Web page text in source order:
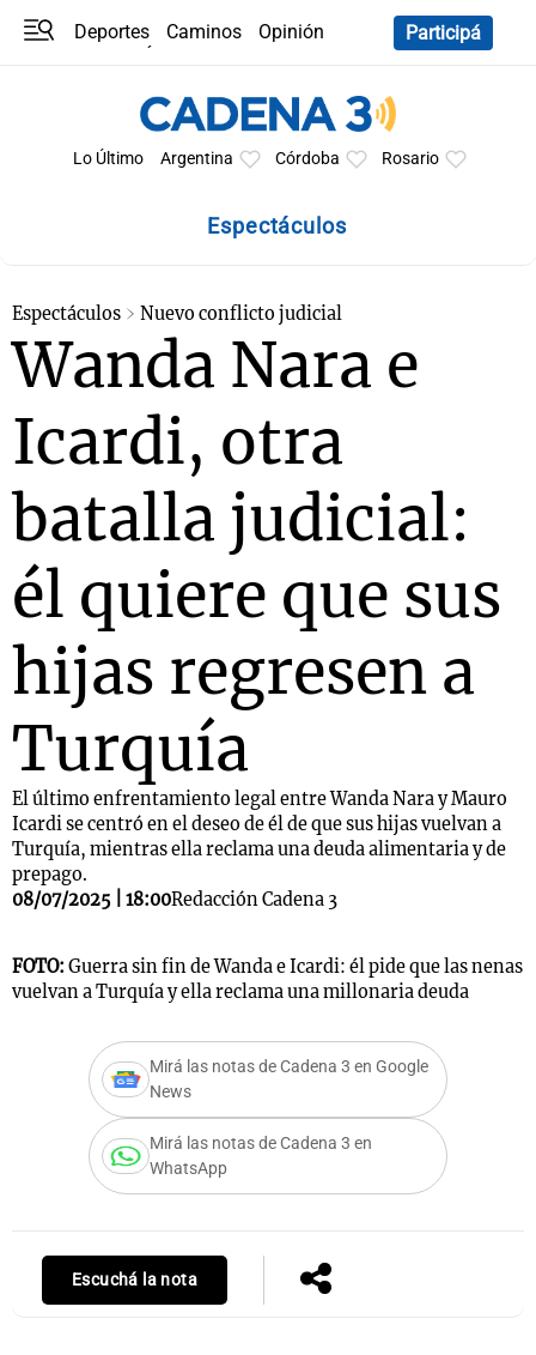
Deportes Caminos
Opinión
Participá
Lo Último Argentina Córdoba Rosario
Espectáculos
Espectáculos Nuevo conflicto judicial
Wanda Nara e
Icardi, otra
batalla judicial:
él quiere que sus
hijas regresen a
Turquía
El último enfrentamiento legal entre Wanda Nara y Mauro
Icardi se centró en el deseo de él de que sus hijas vuelvan a
Turquía, mientras ella reclama una deuda alimentaria y de
prepago.
08/07/2025 | 18:00Redacción Cadena 3
FOTO: Guerra sin fin de Wanda e Icardi: él pide que las nenas
vuelvan a Turquía y ella reclama una millonaria deuda
Mirá las notas de Cadena 3 en Google
News
Mirá las notas de Cadena 3 en
WhatsApp
Escuchá la nota
Mundial 2026